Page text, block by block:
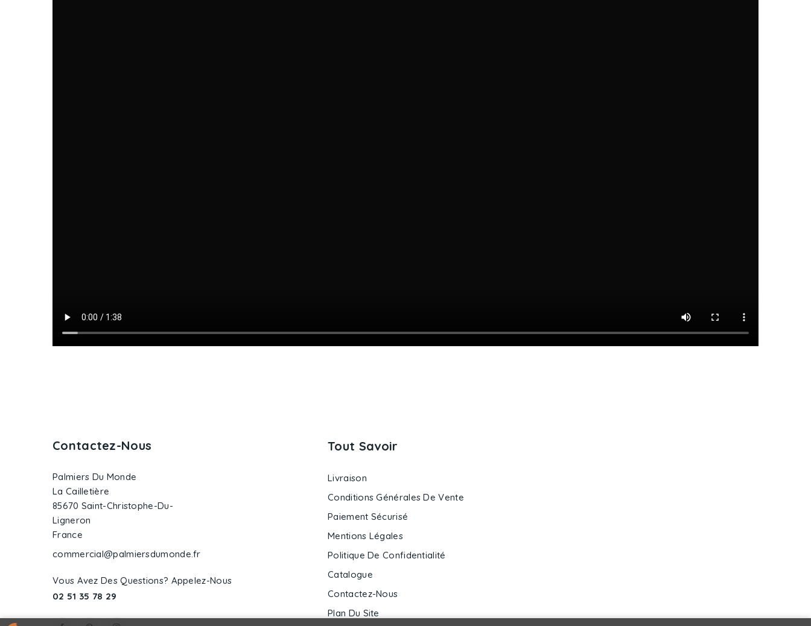
Contactez-Nous
Palmiers Du Monde
La Cailletière
85670 Saint-Christophe-Du-
Ligneron
France
commercial@palmiersdumonde.fr
Vous Avez Des Questions? Appelez-Nous
02 51 35 78 29
Tout Savoir
Livraison
Conditions Générales De Vente
Paiement Sécurisé
Mentions Légales
Politique De Confidentialité
Catalogue
Contactez-Nous
Plan Du Site